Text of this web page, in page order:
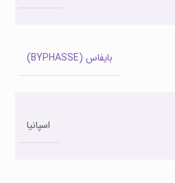
بایفاس (BYPHASSE)
اسپانیا